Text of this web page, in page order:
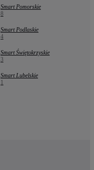
Smart Pomorskie
8
Smart Podlaskie
4
Smart Świętokrzyskie
3
Smart Lubelskie
1